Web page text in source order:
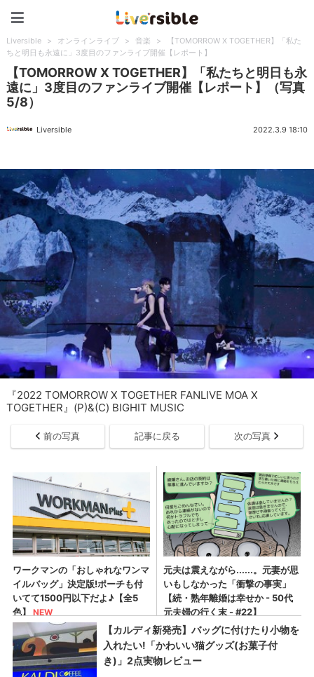
Liversible > オンラインライブ > 音楽 >
【TOMORROW X TOGETHER】「私た
ちと明日も永遠に」3度目のファンライブ開催【レポート】
【TOMORROW X TOGETHER】「私たちと明日も永
遠に」3度目のファンライブ開催【レポート】（写真
5/8）
Liversible 2022.3.9 18:10
『2022 TOMORROW X TOGETHER FANLIVE MOA X
TOGETHER』(P)&(C) BIGHIT MUSIC
前の写真 記事に戻る 次の写真